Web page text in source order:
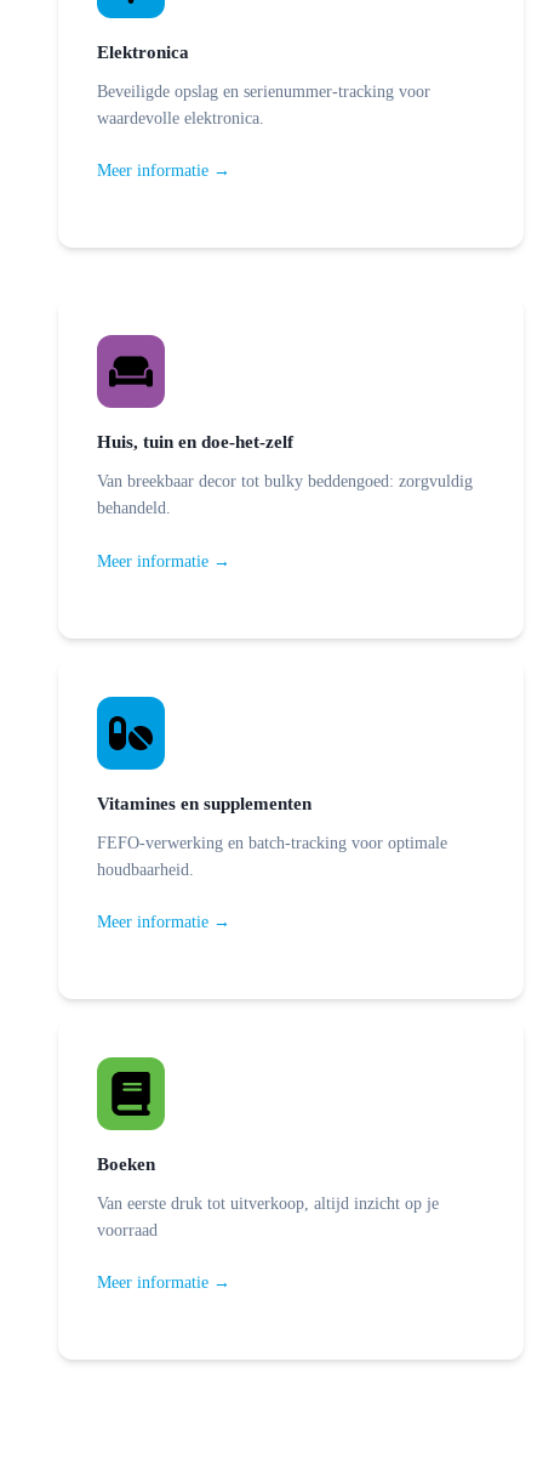
Elektronica
Beveiligde opslag en serienummer-tracking voor
waardevolle elektronica.
Meer informatie →
Huis, tuin en doe-het-zelf
Van breekbaar decor tot bulky beddengoed: zorgvuldig
behandeld.
Meer informatie →
Vitamines en supplementen
FEFO-verwerking en batch-tracking voor optimale
houdbaarheid.
Meer informatie →
Boeken
Van eerste druk tot uitverkoop, altijd inzicht op je
voorraad
Meer informatie →